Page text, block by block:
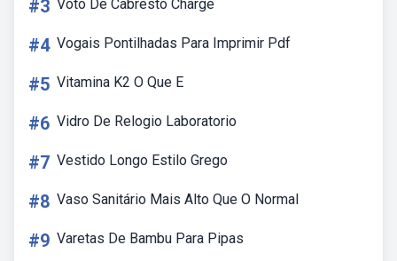
#3 Voto De Cabresto Charge
#4 Vogais Pontilhadas Para Imprimir Pdf
#5 Vitamina K2 O Que E
#6 Vidro De Relogio Laboratorio
#7 Vestido Longo Estilo Grego
#8 Vaso Sanitário Mais Alto Que O Normal
#9 Varetas De Bambu Para Pipas